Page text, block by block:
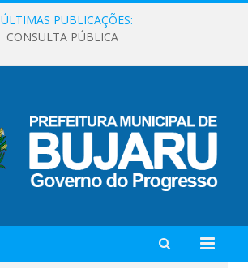
ÚLTIMAS PUBLICAÇÕES:
CONSULTA PÚBLICA